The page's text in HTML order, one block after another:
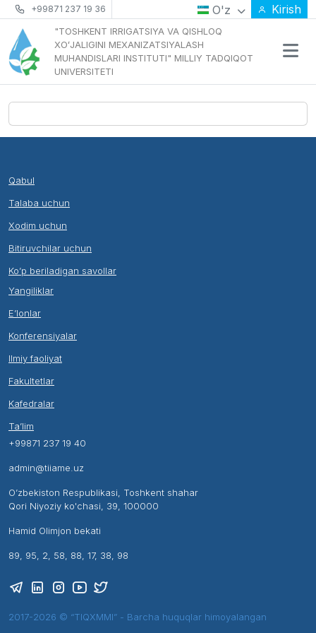
+99871 237 19 36 O'z Kirish
"TOSHKENT IRRIGATSIYA VA QISHLOQ
XOʻJALIGINI MEXANIZATSIYALASH
MUHANDISLARI INSTITUTI" MILLIY TADQIQOT
UNIVERSITETI
Qabul
Talaba uchun
Xodim uchun
Bitiruvchilar uchun
Ko’p beriladigan savollar
Yangiliklar
E’lonlar
Konferensiyalar
Ilmiy faoliyat
Fakultetlar
Kafedralar
Ta’lim
+99871 237 19 40
admin@tiiame.uz
O’zbekiston Respublikasi, Toshkent shahar
Qori Niyoziy ko'chasi, 39, 100000
Hamid Olimjon bekati
89, 95, 2, 58, 88, 17, 38, 98
2017-2026 © “TIQXMMI” - Barcha huquqlar himoyalangan